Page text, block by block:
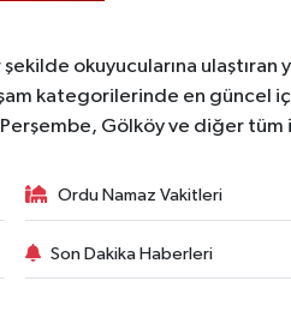
okuyucularına
kategorilerinde en güncel
Gölköy ve diğer
Ordu Namaz Vakitleri
Son Dakika Haberleri